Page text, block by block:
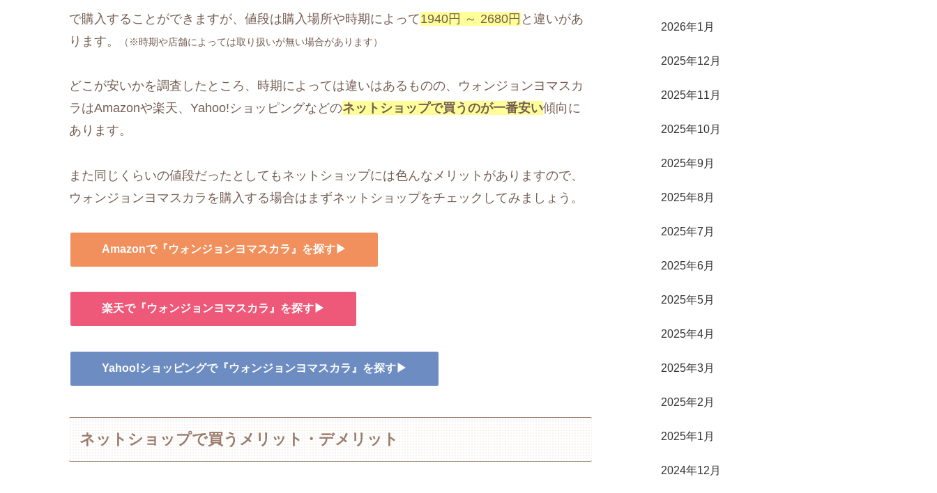
で購入することができますが、値段は購入場所や時期によって1940円 ～ 2680円 と違いがあ
ります。
（※時期や店舗によっては取り扱いが無い場合があります）
どこが安いかを調査したところ、時期によっては違いはあるものの、ウォンジョンヨマスカ
ラはAmazonや楽天、Yahoo!ショッピングなどのネットショップで買うのが一番安い傾向に
あります。
また同じくらいの値段だったとしてもネットショップには色んなメリットがありますので、
ウォンジョンヨマスカラを購入する場合はまずネットショップをチェックしてみましょう。
Amazonで『ウォンジョンヨマスカラ』を探す▶
楽天で『ウォンジョンヨマスカラ』を探す▶
Yahoo!ショッピングで『ウォンジョンヨマスカラ』を探す▶
ネットショップで買うメリット・デメリット
2026年1月
2025年12月
2025年11月
2025年10月
2025年9月
2025年8月
2025年7月
2025年6月
2025年5月
2025年4月
2025年3月
2025年2月
2025年1月
2024年12月